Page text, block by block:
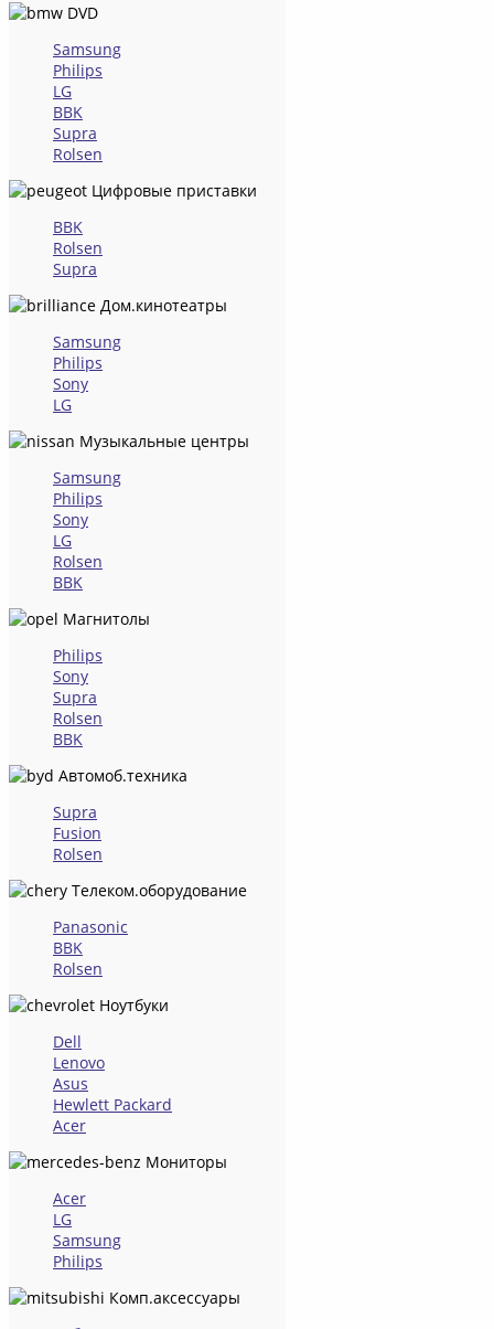
DVD
Samsung
Philips
LG
BBK
Supra
Rolsen
Цифровые приставки
BBK
Rolsen
Supra
Дом.кинотеатры
Samsung
Philips
Sony
LG
Музыкальные центры
Samsung
Philips
Sony
LG
Rolsen
BBK
Магнитолы
Philips
Sony
Supra
Rolsen
BBK
Автомоб.техника
Supra
Fusion
Rolsen
Телеком.оборудование
Panasonic
BBK
Rolsen
Ноутбуки
Dell
Lenovo
Asus
Hewlett Packard
Acer
Мониторы
Acer
LG
Samsung
Philips
Комп.аксессуары